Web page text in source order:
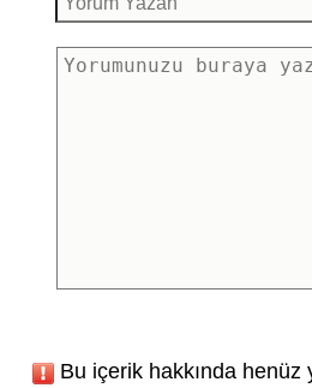
Bu içerik hakkında henüz